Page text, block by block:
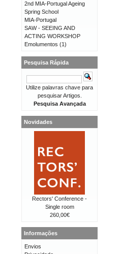
2nd MIA-Portugal Ageing
Spring School
MIA-Portugal
SAW - SEEING AND
ACTING WORKSHOP
Emolumentos (1)
Pesquisa Rápida
Utilize palavras chave para
pesquisar Artigos.
Pesquisa Avançada
Novidades
Rectors' Conference -
Single room
260,00€
Informações
Envios